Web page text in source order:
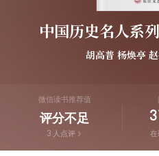
中国历史名人系
胡高普 杨焕亭
微信读书推荐值
评分不足
3 人点评 在